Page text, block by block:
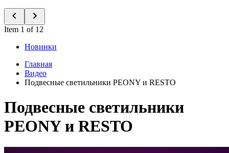
Item 1 of 12
Новинки
Главная
Видео
Подвесные светильники PEONY и RESTO
Подвесные светильники
PEONY и RESTO